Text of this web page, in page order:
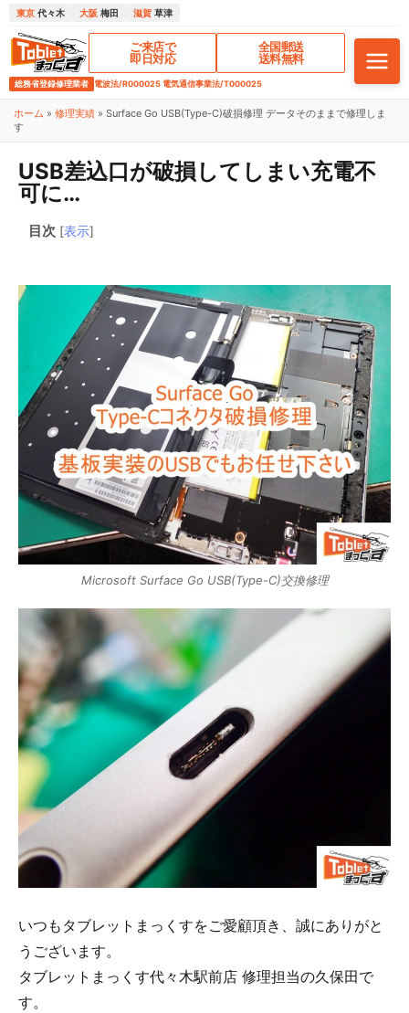
東京 代々木 大阪 梅田 滋賀 草津
ご来店で
即日対応
全国郵送
送料無料
総務省登録修理業者 電波法/R000025 電気通信事業法/T000025
ホーム » 修理実績 » Surface Go USB(Type-C)破損修理 データそのままで修理しま
す
USB差込口が破損してしまい充電不
可に…
目次 [表示]
Microsoft Surface Go USB(Type-C)交換修理
いつもタブレットまっくすをご愛顧頂き、誠にありがと
うございます。
タブレットまっくす代々木駅前店 修理担当の久保田で
す。